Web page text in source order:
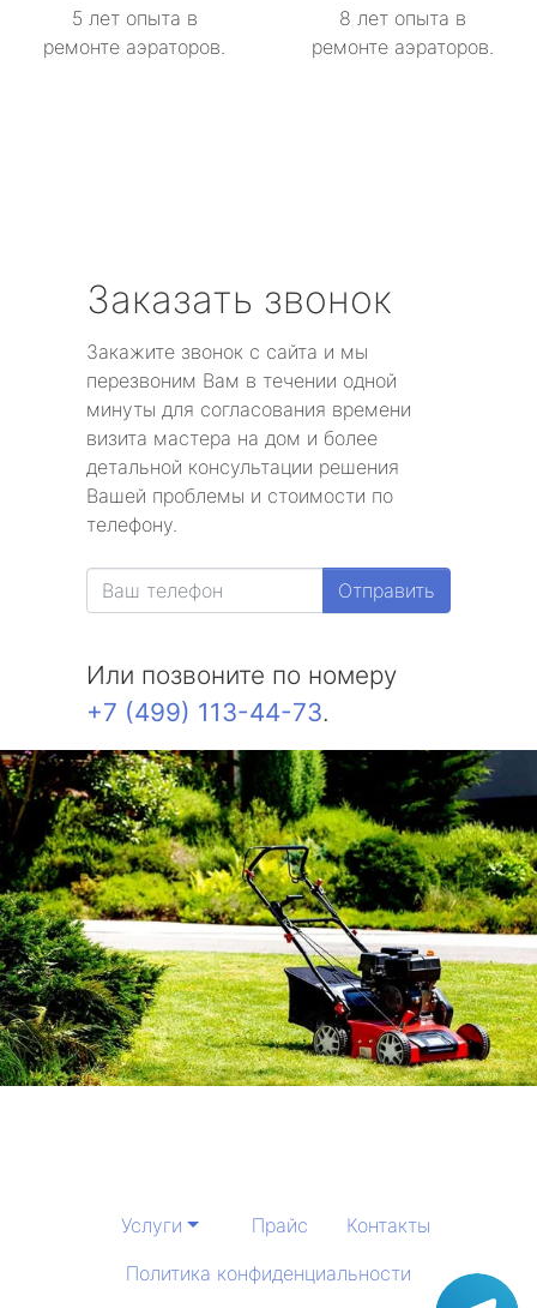
5 лет опыта в
ремонте аэраторов.
8 лет опыта в
ремонте аэраторов.
Заказать звонок
Закажите звонок с сайта и мы
перезвоним Вам в течении одной
минуты для согласования времени
визита мастера на дом и более
детальной консультации решения
Вашей проблемы и стоимости по
телефону.
Отправить
Или позвоните по номеру
+7 (499) 113-44-73.
Услуги Прайс
Контакты
Политика конфиденциальности